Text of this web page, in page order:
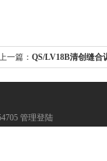
一篇： QS/LV18B清创缝合
管理登陆